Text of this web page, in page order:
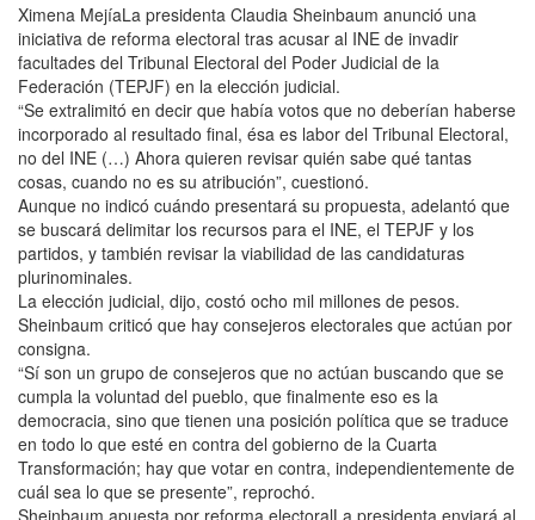
Ximena MejíaLa presidenta Claudia Sheinbaum anunció una
iniciativa de reforma electoral tras acusar al INE de invadir
facultades del Tribunal Electoral del Poder Judicial de la
Federación (TEPJF) en la elección judicial.
“Se extralimitó en decir que había votos que no deberían haberse
incorporado al resultado final, ésa es labor del Tribunal Electoral,
no del INE (…) Ahora quieren revisar quién sabe qué tantas
cosas, cuando no es su atribución”, cuestionó.
Aunque no indicó cuándo presentará su propuesta, adelantó que
se buscará delimitar los recursos para el INE, el TEPJF y los
partidos, y también revisar la viabilidad de las candidaturas
plurinominales.
La elección judicial, dijo, costó ocho mil millones de pesos.
Sheinbaum criticó que hay consejeros electorales que actúan por
consigna.
“Sí son un grupo de consejeros que no actúan buscando que se
cumpla la voluntad del pueblo, que finalmente eso es la
democracia, sino que tienen una posición política que se traduce
en todo lo que esté en contra del gobierno de la Cuarta
Transformación; hay que votar en contra, independientemente de
cuál sea lo que se presente”, reprochó.
Sheinbaum apuesta por reforma electoralLa presidenta enviará al